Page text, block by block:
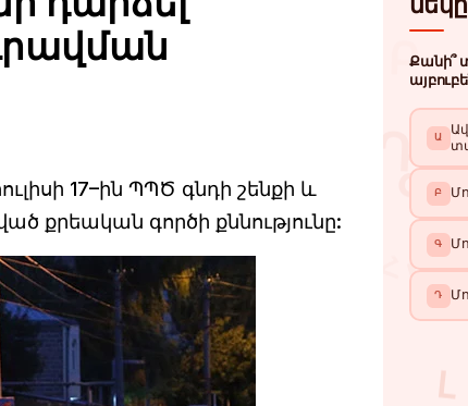
17–ին ՊՊԾ գնդի շենքի և
քրեական գործի քննությունը: